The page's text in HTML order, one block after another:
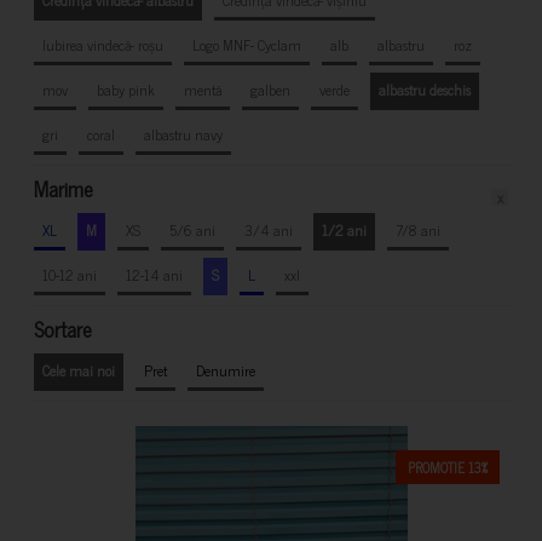
Iubirea vindecă- roșu
Logo MNF- Cyclam alb albastru
roz
mov
baby pink mentă galben verde
albastru deschis
gri
coral albastru navy
Marime
XL M XS 5/6 ani 3/4 ani 1/2 ani
7/8 ani
10-12 ani
12-14 ani S L xxl
Sortare
Cele mai noi Pret Denumire
PROMOTIE 13%